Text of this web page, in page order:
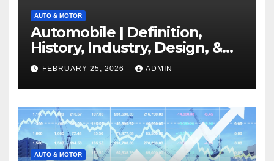
AUTO & MOTOR
Automobile | Definition,
History, Industry, Design, &
Facts
FEBRUARY 25, 2026 ADMIN
AUTO & MOTOR